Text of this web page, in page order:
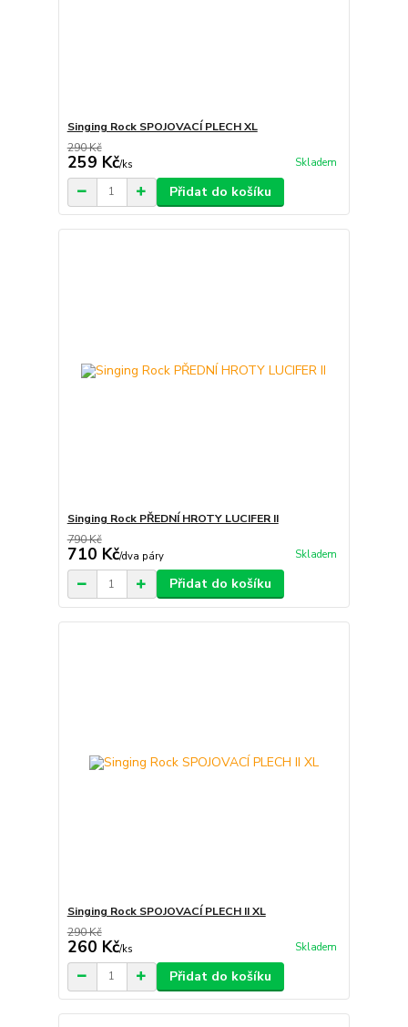
Singing Rock SPOJOVACÍ PLECH XL
290 Kč
259 Kč/ks Skladem
Přidat do košíku
Singing Rock PŘEDNÍ HROTY LUCIFER II
790 Kč
710 Kč/dva páry Skladem
Přidat do košíku
Singing Rock SPOJOVACÍ PLECH II XL
290 Kč
260 Kč/ks Skladem
Přidat do košíku